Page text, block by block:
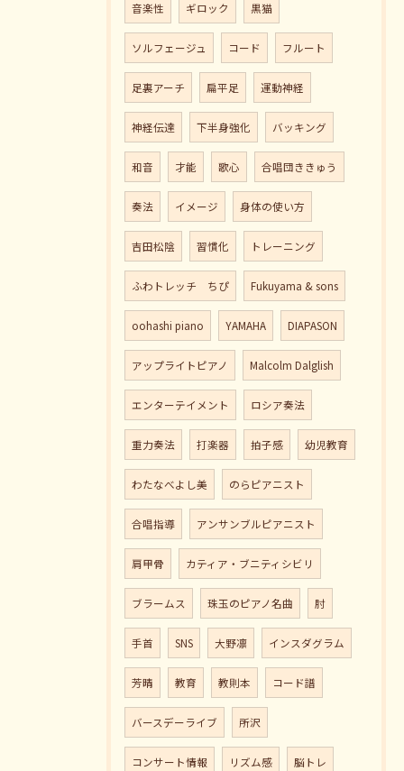
音楽性 ギロック 黒猫
ソルフェージュ コード フルート
足裏アーチ 扁平足 運動神経
神経伝達 下半身強化 バッキング
和音 才能 歌心 合唱団ききゅう
奏法 イメージ 身体の使い方
吉田松陰 習慣化 トレーニング
ふわトレッチ ちぴ Fukuyama & sons
oohashi piano YAMAHA DIAPASON
アップライトピアノ Malcolm Dalglish
エンターテイメント ロシア奏法
重力奏法 打楽器 拍子感 幼児教育
わたなべよし美 のらピアニスト
合唱指導 アンサンブルピアニスト
肩甲骨 カティア・ブニティシビリ
ブラームス 珠玉のピアノ名曲 肘
手首 SNS 大野凛 インスダグラム
芳晴 教育 教則本 コード譜
バースデーライブ 所沢
コンサート情報 リズム感 脳トレ